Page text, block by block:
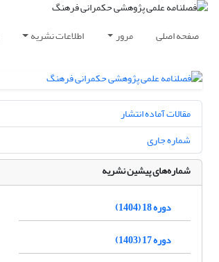
صفحه اصلی مرور اطلاعات نشریه
مقالات آماده انتشار
شماره جاری
شماره‌های پیشین نشریه
دوره 18 (1404)
دوره 17 (1403)